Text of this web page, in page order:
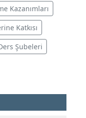
Kazanımları
Katkısı
Şubeleri